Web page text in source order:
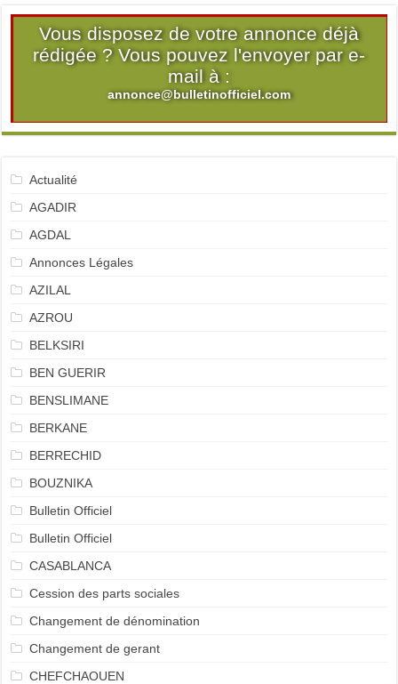
Vous disposez de votre annonce déjà
rédigée ? Vous pouvez l'envoyer par e-
mail à :
annonce@bulletinofficiel.com
Actualité
AGADIR
AGDAL
Annonces Légales
AZILAL
AZROU
BELKSIRI
BEN GUERIR
BENSLIMANE
BERKANE
BERRECHID
BOUZNIKA
Bulletin Officiel
Bulletin Officiel
CASABLANCA
Cession des parts sociales
Changement de dénomination
Changement de gerant
CHEFCHAOUEN